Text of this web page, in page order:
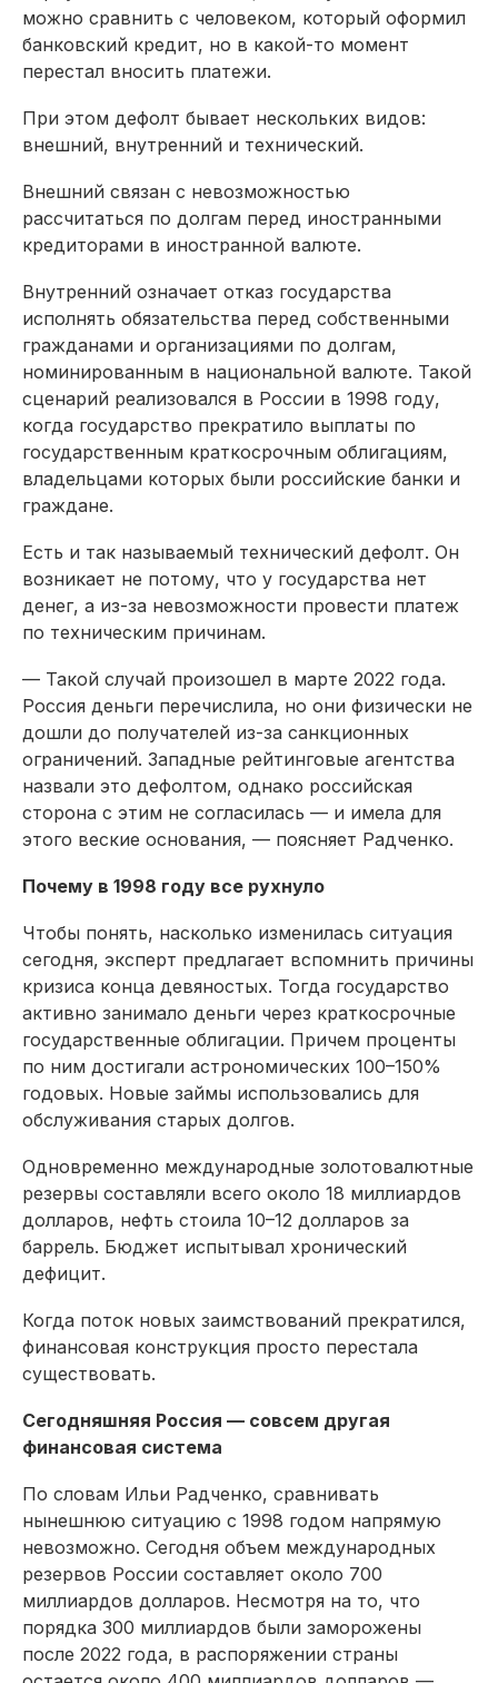
можно сравнить с человеком, который оформил
банковский кредит, но в какой-то момент
перестал вносить платежи.
При этом дефолт бывает нескольких видов:
внешний, внутренний и технический.
Внешний связан с невозможностью
рассчитаться по долгам перед иностранными
кредиторами в иностранной валюте.
Внутренний означает отказ государства
исполнять обязательства перед собственными
гражданами и организациями по долгам,
номинированным в национальной валюте. Такой
сценарий реализовался в России в 1998 году,
когда государство прекратило выплаты по
государственным краткосрочным облигациям,
владельцами которых были российские банки и
граждане.
Есть и так называемый технический дефолт. Он
возникает не потому, что у государства нет
денег, а из-за невозможности провести платеж
по техническим причинам.
— Такой случай произошел в марте 2022 года.
Россия деньги перечислила, но они физически не
дошли до получателей из-за санкционных
ограничений. Западные рейтинговые агентства
назвали это дефолтом, однако российская
сторона с этим не согласилась — и имела для
этого веские основания, — поясняет Радченко.
Почему в 1998 году все рухнуло
Чтобы понять, насколько изменилась ситуация
сегодня, эксперт предлагает вспомнить причины
кризиса конца девяностых. Тогда государство
активно занимало деньги через краткосрочные
государственные облигации. Причем проценты
по ним достигали астрономических 100–150%
годовых. Новые займы использовались для
обслуживания старых долгов.
Одновременно международные золотовалютные
резервы составляли всего около 18 миллиардов
долларов, нефть стоила 10–12 долларов за
баррель. Бюджет испытывал хронический
дефицит.
Когда поток новых заимствований прекратился,
финансовая конструкция просто перестала
существовать.
Сегодняшняя Россия — совсем другая
финансовая система
По словам Ильи Радченко, сравнивать
нынешнюю ситуацию с 1998 годом напрямую
невозможно. Сегодня объем международных
резервов России составляет около 700
миллиардов долларов. Несмотря на то, что
порядка 300 миллиардов были заморожены
после 2022 года, в распоряжении страны